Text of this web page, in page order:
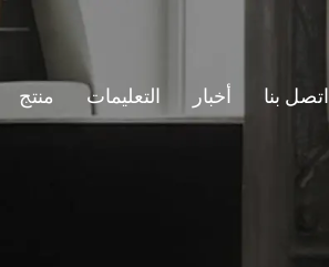
منتج التعليمات أخبار اتصل بنا